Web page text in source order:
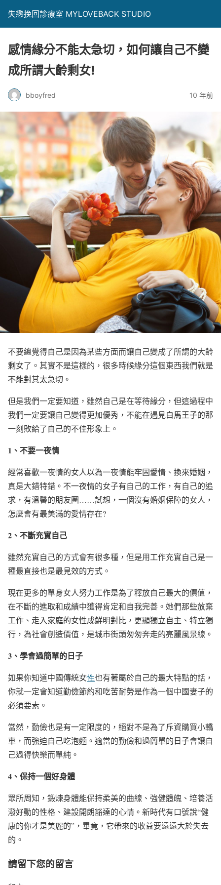
失戀挽回診療室 MYLOVEBACK STUDIO
感情緣分不能太急切，如何讓自己不變
成所謂大齡剩女!
bboyfred 10 年前
不要總覺得自己是因為某些方面而讓自己變成了所謂的大齡
剩女了。其實不是這樣的，很多時候緣分這個東西我們就是
不能對其太急切。
但是我們一定要知道，雖然自己是在等待緣分，但這過程中
我們一定要讓自己變得更加優秀，不能在遇見白馬王子的那
一刻敗給了自己的不佳形象上。
1 、不要一夜情
經常喜歡一夜情的女人以為一夜情能牢固愛情、換來婚姻，
真是大錯特錯。不一夜情的女子有自己的工作，有自己的追
求，有溫馨的朋友圈……試想，一個沒有婚姻保障的女人，
怎麼會有最美滿的愛情存在?
2 、不斷充實自己
雖然充實自己的方式會有很多種，但是用工作充實自己是一
種最直接也是最見效的方式。
現在更多的單身女人努力工作是為了釋放自己最大的價值，
在不斷的進取和成績中獲得肯定和自我完善。她們那些放棄
工作、走入家庭的女性成鮮明對比，更顯獨立自主、特立獨
行，為社會創造價值，是城市街頭匆匆奔走的亮麗風景線。
3 、學會過簡單的日子
如果你知道中國傳統女性也有著屬於自己的最大特點的話，
你就一定會知道勤儉節約和吃苦耐勞是作為一個中國妻子的
必須要素。
當然，勤儉也是有一定限度的，絕對不是為了斥資購買小轎
車，而強迫自己吃泡麵。適當的勤儉和過簡單的日子會讓自
己過得快樂而單純。
4 、保持一個好身體
眾所周知，鍛煉身體能保持柔美的曲線、強健體魄、培養活
潑好動的性格、建設開朗豁達的心情。新時代有口號說“健
康的你才是美麗的”，畢竟，它帶來的收益要遠遠大於失去
的。
請留下您的留言